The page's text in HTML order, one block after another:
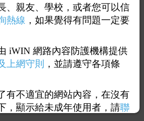
、親友、學校，或者您可以信
熱線 ，如果覺得有問題一定要
iWIN 網路內容防護機構提供
上網守則
，並請遵守各項條
有不適宜的網站內容，在沒有
，顯示給未成年使用者，請聯